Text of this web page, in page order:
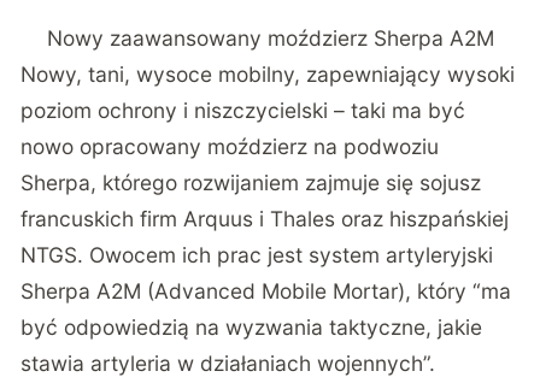
Nowy zaawansowany moździerz Sherpa A2M
Nowy, tani, wysoce mobilny, zapewniający wysoki
poziom ochrony i niszczycielski – taki ma być
nowo opracowany moździerz na podwoziu
Sherpa, którego rozwijaniem zajmuje się sojusz
francuskich firm Arquus i Thales oraz hiszpańskiej
NTGS. Owocem ich prac jest system artyleryjski
Sherpa A2M (Advanced Mobile Mortar), który “ma
być odpowiedzią na wyzwania taktyczne, jakie
stawia artyleria w działaniach wojennych”.